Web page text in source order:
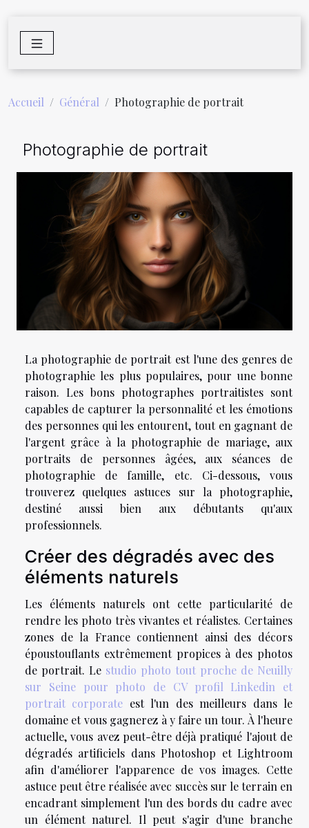
Accueil Général Photographie de portrait
Photographie de portrait
La photographie de portrait est l'une des genres de
photographie les plus populaires, pour une bonne
raison. Les bons photographes portraitistes sont
capables de capturer la personnalité et les émotions
des personnes qui les entourent, tout en gagnant de
l'argent grâce à la photographie de mariage, aux
portraits de personnes âgées, aux séances de
photographie de famille, etc. Ci-dessous, vous
trouverez quelques astuces sur la photographie,
destiné aussi bien aux débutants qu'aux
professionnels.
Créer des dégradés avec des
éléments naturels
Les éléments naturels ont cette particularité de
rendre les photo très vivantes et réalistes. Certaines
zones de la France contiennent ainsi des décors
époustouflants extrêmement propices à des photos
de portrait. Le studio photo tout proche de Neuilly
sur Seine pour photo de CV profil Linkedin et
portrait corporate est l'un des meilleurs dans le
domaine et vous gagnerez à y faire un tour. À l'heure
actuelle, vous avez peut-être déjà pratiqué l'ajout de
dégradés artificiels dans Photoshop et Lightroom
afin d'améliorer l'apparence de vos images. Cette
astuce peut être réalisée avec succès sur le terrain en
encadrant simplement l'un des bords du cadre avec
un élément naturel. Il peut s'agir d'une branche